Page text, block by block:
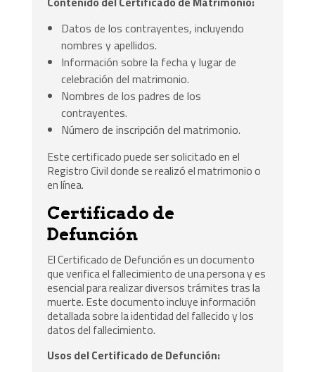
Datos de los contrayentes, incluyendo
nombres y apellidos.
Información sobre la fecha y lugar de
celebración del matrimonio.
Nombres de los padres de los
contrayentes.
Número de inscripción del matrimonio.
Este certificado puede ser solicitado en el
Registro Civil donde se realizó el matrimonio o
en línea.
Certificado de
Defunción
El Certificado de Defunción es un documento
que verifica el fallecimiento de una persona y es
esencial para realizar diversos trámites tras la
muerte. Este documento incluye información
detallada sobre la identidad del fallecido y los
datos del fallecimiento.
Usos del Certificado de Defunción: